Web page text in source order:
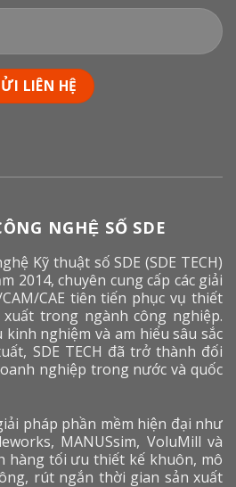
NGHỆ SỐ SDE
Kỹ thuật số SDE (SDE TECH)
2014, chuyên cung cấp các giải
CAE tiên tiến phục vụ thiết
trong ngành công nghiệp.
nghiệm và am hiểu sâu sắc
SDE TECH đã trở thành đối
nghiệp trong nước và quốc
pháp phần mềm hiện đại như
MANUSsim, VoluMill và
hàng tối ưu thiết kế khuôn, mô
rút ngắn thời gian sản xuất